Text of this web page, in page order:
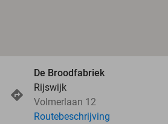
De Broodfabriek
Rijswijk
Volmerlaan 12
Routebeschrijving